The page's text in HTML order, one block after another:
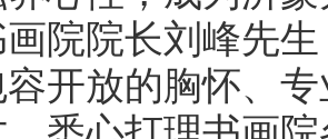
院院长刘峰先
开放的胸怀、